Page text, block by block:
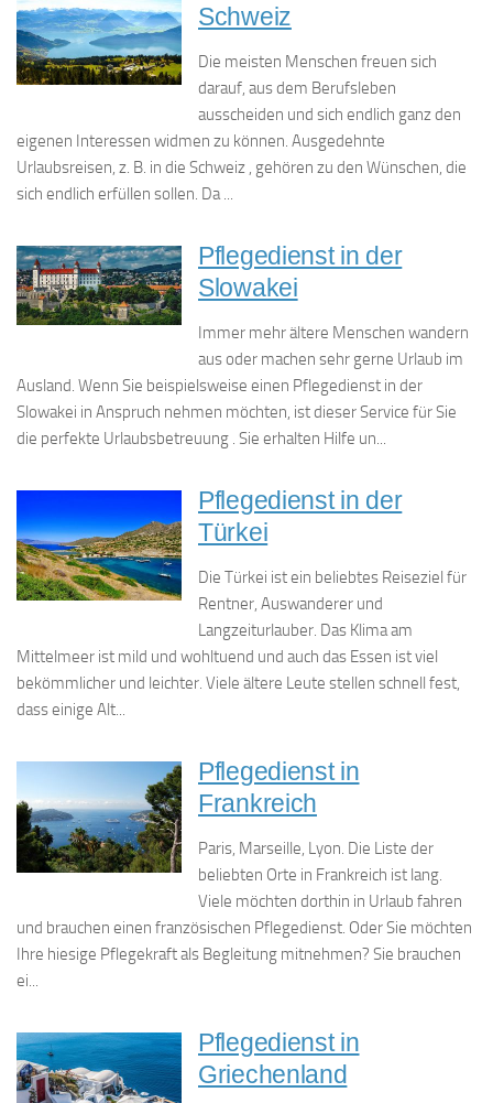
Schweiz
Die meisten Menschen freuen sich
darauf, aus dem Berufsleben
ausscheiden und sich endlich ganz den
eigenen Interessen widmen zu können. Ausgedehnte
Urlaubsreisen, z. B. in die Schweiz , gehören zu den Wünschen, die
sich endlich erfüllen sollen. Da ...
Pflegedienst in der
Slowakei
Immer mehr ältere Menschen wandern
aus oder machen sehr gerne Urlaub im
Ausland. Wenn Sie beispielsweise einen Pflegedienst in der
Slowakei in Anspruch nehmen möchten, ist dieser Service für Sie
die perfekte Urlaubsbetreuung . Sie erhalten Hilfe un...
Pflegedienst in der
Türkei
Die Türkei ist ein beliebtes Reiseziel für
Rentner, Auswanderer und
Langzeiturlauber. Das Klima am
Mittelmeer ist mild und wohltuend und auch das Essen ist viel
bekömmlicher und leichter. Viele ältere Leute stellen schnell fest,
dass einige Alt...
Pflegedienst in
Frankreich
Paris, Marseille, Lyon. Die Liste der
beliebten Orte in Frankreich ist lang.
Viele möchten dorthin in Urlaub fahren
und brauchen einen französischen Pflegedienst. Oder Sie möchten
Ihre hiesige Pflegekraft als Begleitung mitnehmen? Sie brauchen
ei...
Pflegedienst in
Griechenland